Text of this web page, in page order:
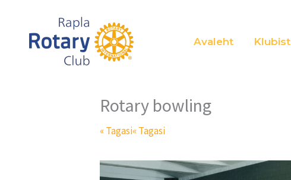
content
Avaleht Klubist
Rotary bowling
« Tagasi« Tagasi